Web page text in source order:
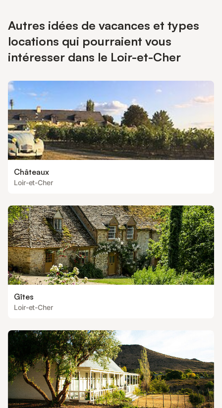
Autres idées de vacances et types
locations qui pourraient vous
intéresser dans le Loir-et-Cher
Châteaux
Loir-et-Cher
Gîtes
Loir-et-Cher